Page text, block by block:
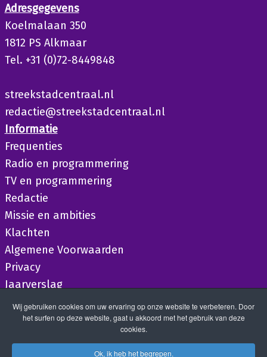
Adresgegevens
Koelmalaan 350
1812 PS Alkmaar
Tel. +31 (0)72-8449848
streekstadcentraal.nl
redactie@streekstadcentraal.nl
Informatie
Frequenties
Radio en programmering
TV en programmering
Redactie
Missie en ambities
Klachten
Algemene Voorwaarden
Privacy
Jaarverslag
Wij gebruiken cookies om uw ervaring op onze website te verbeteren. Door
het surfen op deze website, gaat u akkoord met het gebruik van deze
cookies.
Ok, ik heb het begrepen.